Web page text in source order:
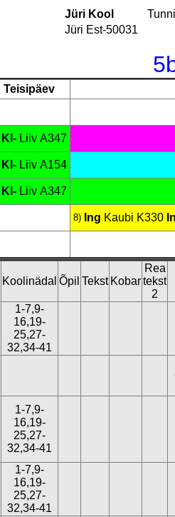
Jüri Kool
Jüri Est-50031
Teisipäev
Kl- Liiv A347
Kl- Liiv A154
Kl- Liiv A347
8) Ing Kaubi K330
Koolinädal Õpil Tekst Kobar
Rea
tekst
2
1-7,9-
16,19-
25,27-
32,34-41
1-7,9-
16,19-
25,27-
32,34-41
1-7,9-
16,19-
25,27-
32,34-41